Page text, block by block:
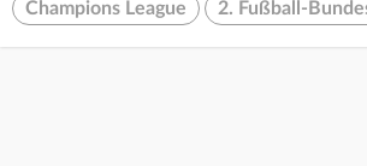
Champions League 2. Fußball-